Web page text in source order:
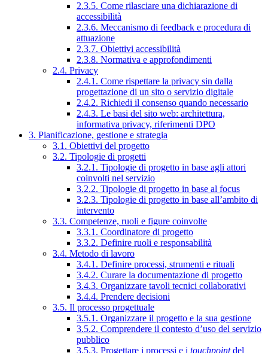
2.3.5. Come rilasciare una dichiarazione di
accessibilità
2.3.6. Meccanismo di feedback e procedura di
attuazione
2.3.7. Obiettivi accessibilità
2.3.8. Normativa e approfondimenti
2.4. Privacy
2.4.1. Come rispettare la privacy sin dalla
progettazione di un sito o servizio digitale
2.4.2. Richiedi il consenso quando necessario
2.4.3. Le basi del sito web: architettura,
informativa privacy, riferimenti DPO
3. Pianificazione, gestione e strategia
3.1. Obiettivi del progetto
3.2. Tipologie di progetti
3.2.1. Tipologie di progetto in base agli attori
coinvolti nel servizio
3.2.2. Tipologie di progetto in base al focus
3.2.3. Tipologie di progetto in base all’ambito di
intervento
3.3. Competenze, ruoli e figure coinvolte
3.3.1. Coordinatore di progetto
3.3.2. Definire ruoli e responsabilità
3.4. Metodo di lavoro
3.4.1. Definire processi, strumenti e rituali
3.4.2. Curare la documentazione di progetto
3.4.3. Organizzare tavoli tecnici collaborativi
3.4.4. Prendere decisioni
3.5. Il processo progettuale
3.5.1. Organizzare il progetto e la sua gestione
3.5.2. Comprendere il contesto d’uso del servizio
pubblico
3.5.3. Progettare i processi e i touchpointdel